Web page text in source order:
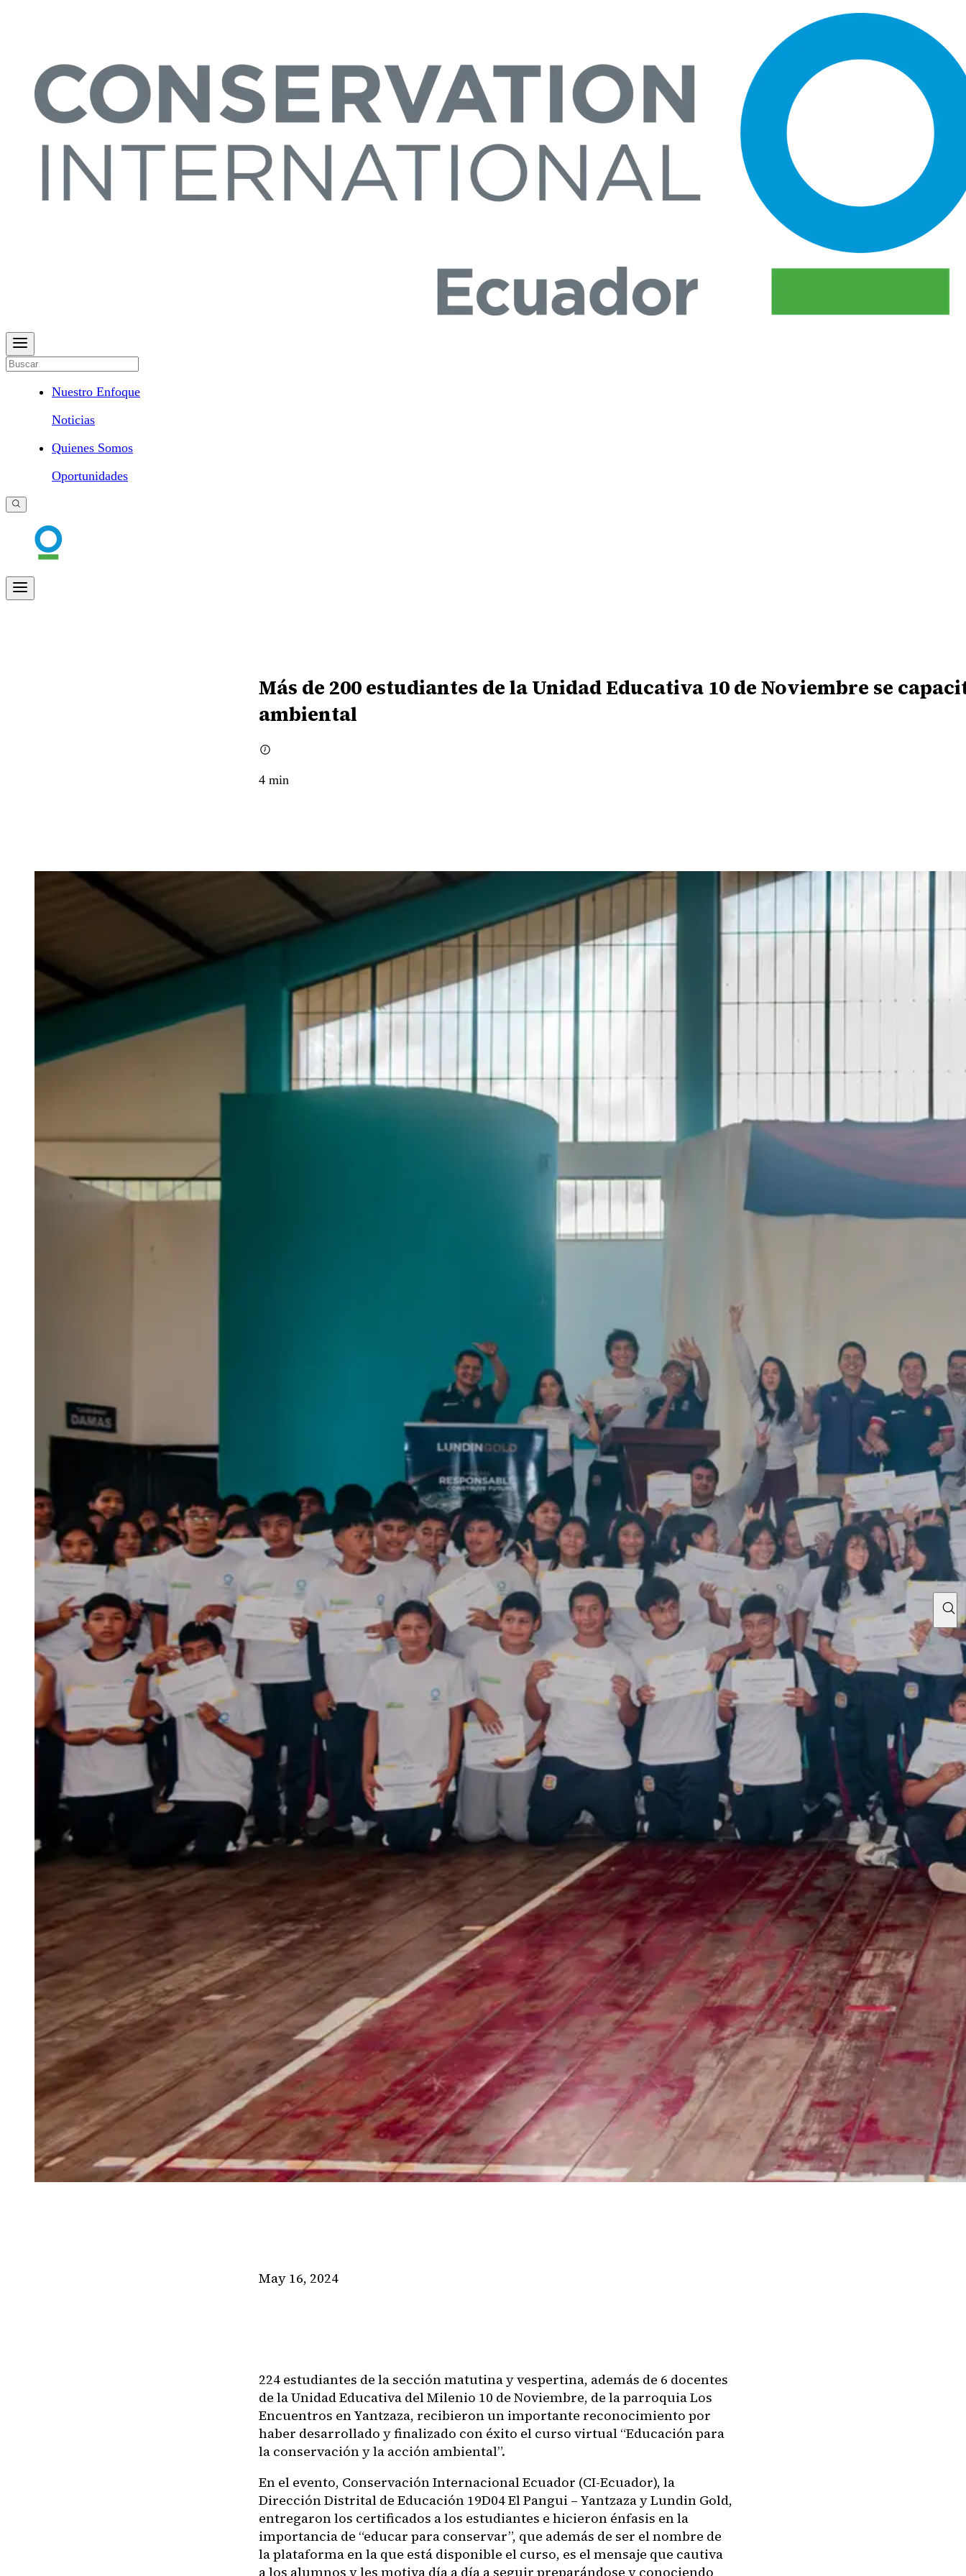
Nuestro Enfoque
Noticias
Quienes Somos
Oportunidades
Más de 200 estudiantes de la Unidad Educativa 10 de Noviembre se
ambiental
4 min
May 16, 2024
224 estudiantes de la sección matutina y vespertina, además de 6 docentes
de la Unidad Educativa del Milenio 10 de Noviembre, de la parroquia Los
Encuentros en Yantzaza, recibieron un importante reconocimiento por
haber desarrollado y finalizado con éxito el curso virtual “Educación para
la conservación y la acción ambiental”.
En el evento, Conservación Internacional Ecuador (CI-Ecuador), la
Dirección Distrital de Educación 19D04 El Pangui – Yantzaza y Lundin Gold,
entregaron los certificados a los estudiantes e hicieron énfasis en la
importancia de “educar para conservar”, que además de ser el nombre de
la plataforma en la que está disponible el curso, es el mensaje que cautiva
a los alumnos y les motiva día a día a seguir preparándose y conociendo